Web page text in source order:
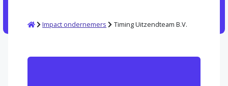
HomeImpact ondernemers Timing Uitzendteam B.V.